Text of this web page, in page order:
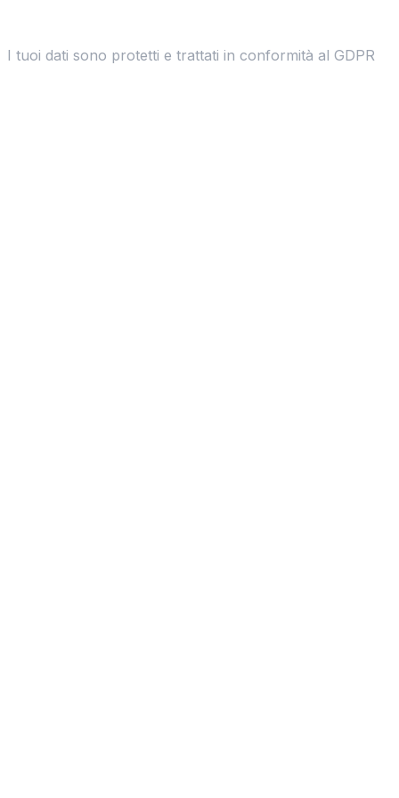
I tuoi dati sono protetti e trattati in conformità al GDPR